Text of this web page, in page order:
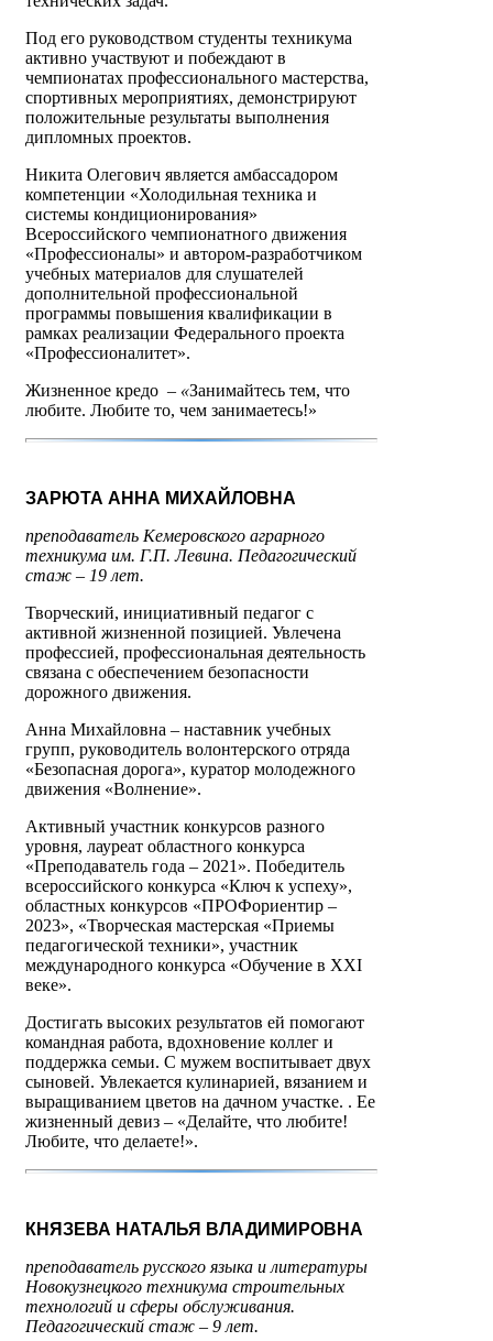
Под его руководством студенты техникума
активно участвуют и побеждают в
чемпионатах профессионального мастерства,
спортивных мероприятиях, демонстрируют
положительные результаты выполнения
дипломных проектов.
Никита Олегович является амбассадором
компетенции «Холодильная техника и
системы кондиционирования»
Всероссийского чемпионатного движения
«Профессионалы» и автором-разработчиком
учебных материалов для слушателей
дополнительной профессиональной
программы повышения квалификации в
рамках реализации Федерального проекта
«Профессионалитет».
Жизненное кредо – «Занимайтесь тем, что
любите. Любите то, чем занимаетесь!»
ЗАРЮТА АННА МИХАЙЛОВНА
преподаватель Кемеровского аграрного
техникума им. Г.П. Левина. Педагогический
стаж – 19 лет.
Творческий, инициативный педагог с
активной жизненной позицией. Увлечена
профессией, профессиональная деятельность
связана с обеспечением безопасности
дорожного движения.
Анна Михайловна – наставник учебных
групп, руководитель волонтерского отряда
«Безопасная дорога», куратор молодежного
движения «Волнение».
Активный участник конкурсов разного
уровня, лауреат областного конкурса
«Преподаватель года – 2021». Победитель
всероссийского конкурса «Ключ к успеху»,
областных конкурсов «ПРОФориентир –
2023», «Творческая мастерская «Приемы
педагогической техники», участник
международного конкурса «Обучение в XXI
веке».
Достигать высоких результатов ей помогают
командная работа, вдохновение коллег и
поддержка семьи. С мужем воспитывает двух
сыновей. Увлекается кулинарией, вязанием и
выращиванием цветов на дачном участке. . Ее
жизненный девиз – «Делайте, что любите!
Любите, что делаете!».
КНЯЗЕВА НАТАЛЬЯ ВЛАДИМИРОВНА
преподаватель русского языка и литературы
Новокузнецкого техникума строительных
технологий и сферы обслуживания.
Педагогический стаж – 9 лет.